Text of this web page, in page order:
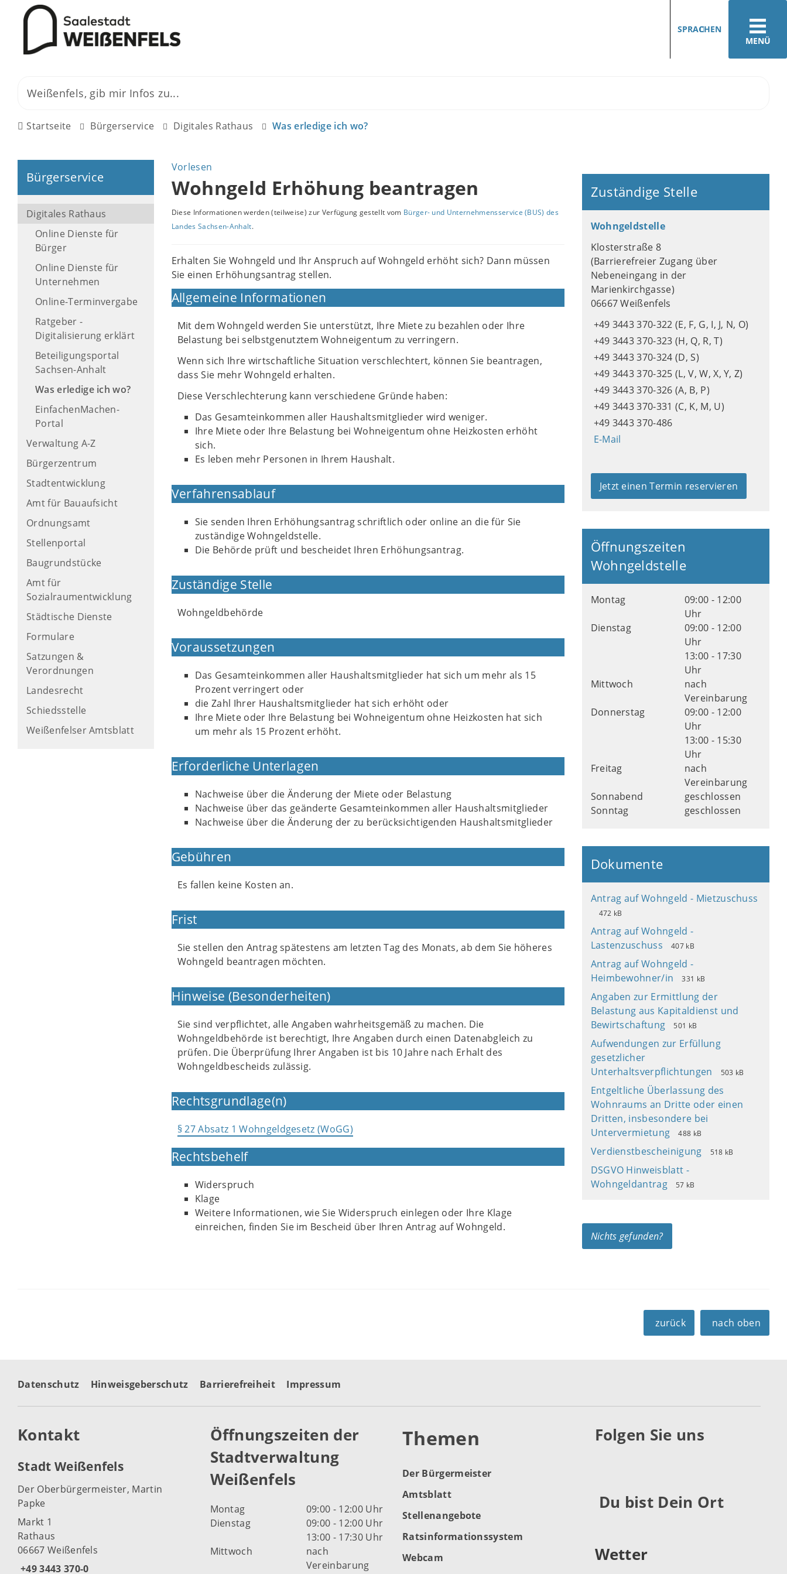
MENÜ
SPRACHEN
Startseite Bürgerservice Digitales Rathaus Was erledige ich wo?
Bürgerservice
Digitales Rathaus
Online Dienste für
Bürger
Online Dienste für
Unternehmen
Online-Terminvergabe
Ratgeber -
Digitalisierung erklärt
Beteiligungsportal
Sachsen-Anhalt
Was erledige ich wo?
EinfachenMachen-
Portal
Verwaltung A-Z
Bürgerzentrum
Stadtentwicklung
Amt für Bauaufsicht
Ordnungsamt
Stellenportal
Baugrundstücke
Amt für
Sozialraumentwicklung
Städtische Dienste
Formulare
Satzungen &
Verordnungen
Landesrecht
Schiedsstelle
Weißenfelser Amtsblatt
Vorlesen
Wohngeld Erhöhung beantragen
Diese Informationen werden (teilweise) zur Verfügung gestellt vom Bürger- und Unternehmensservice (BUS) des
Landes Sachsen-Anhalt.
Erhalten Sie Wohngeld und Ihr Anspruch auf Wohngeld erhöht sich? Dann müssen
Sie einen Erhöhungsantrag stellen.
Allgemeine Informationen
Mit dem Wohngeld werden Sie unterstützt, Ihre Miete zu bezahlen oder Ihre
Belastung bei selbstgenutztem Wohneigentum zu verringern.
Wenn sich Ihre wirtschaftliche Situation verschlechtert, können Sie beantragen,
dass Sie mehr Wohngeld erhalten.
Diese Verschlechterung kann verschiedene Gründe haben:
Das Gesamteinkommen aller Haushaltsmitglieder wird weniger.
Ihre Miete oder Ihre Belastung bei Wohneigentum ohne Heizkosten erhöht
sich.
Es leben mehr Personen in Ihrem Haushalt.
Verfahrensablauf
Sie senden Ihren Erhöhungsantrag schriftlich oder online an die für Sie
zuständige Wohngeldstelle.
Die Behörde prüft und bescheidet Ihren Erhöhungsantrag.
Zuständige Stelle
Wohngeldbehörde
Voraussetzungen
Das Gesamteinkommen aller Haushaltsmitglieder hat sich um mehr als 15
Prozent verringert oder
die Zahl Ihrer Haushaltsmitglieder hat sich erhöht oder
Ihre Miete oder Ihre Belastung bei Wohneigentum ohne Heizkosten hat sich
um mehr als 15 Prozent erhöht.
Erforderliche Unterlagen
Nachweise über die Änderung der Miete oder Belastung
Nachweise über das geänderte Gesamteinkommen aller Haushaltsmitglieder
Nachweise über die Änderung der zu berücksichtigenden Haushaltsmitglieder
Gebühren
Es fallen keine Kosten an.
Frist
Sie stellen den Antrag spätestens am letzten Tag des Monats, ab dem Sie höheres
Wohngeld beantragen möchten.
Hinweise (Besonderheiten)
Sie sind verpflichtet, alle Angaben wahrheitsgemäß zu machen. Die
Wohngeldbehörde ist berechtigt, Ihre Angaben durch einen Datenabgleich zu
prüfen. Die Überprüfung Ihrer Angaben ist bis 10 Jahre nach Erhalt des
Wohngeldbescheids zulässig.
Rechtsgrundlage(n)
§ 27 Absatz 1 Wohngeldgesetz (WoGG)
Rechtsbehelf
Widerspruch
Klage
Weitere Informationen, wie Sie Widerspruch einlegen oder Ihre Klage
einreichen, finden Sie im Bescheid über Ihren Antrag auf Wohngeld.
Zuständige Stelle
Wohngeldstelle
Klosterstraße 8
(Barrierefreier Zugang über
Nebeneingang in der
Marienkirchgasse)
06667 Weißenfels
+49 3443 370-322 (E, F, G, I, J, N, O)
+49 3443 370-323 (H, Q, R, T)
+49 3443 370-324 (D, S)
+49 3443 370-325 (L, V, W, X, Y, Z)
+49 3443 370-326 (A, B, P)
+49 3443 370-331 (C, K, M, U)
+49 3443 370-486
E-Mail
Jetzt einen Termin reservieren
Öffnungszeiten
Wohngeldstelle
Montag
09:00 - 12:00
Uhr
Dienstag
09:00 - 12:00
Uhr
13:00 - 17:30
Uhr
Mittwoch
nach
Vereinbarung
Donnerstag
09:00 - 12:00
Uhr
13:00 - 15:30
Uhr
Freitag
nach
Vereinbarung
Sonnabend
geschlossen
Sonntag
geschlossen
Dokumente
Antrag auf Wohngeld - Mietzuschuss
472 kB
Antrag auf Wohngeld -
Lastenzuschuss
407 kB
Antrag auf Wohngeld -
Heimbewohner/in
331 kB
Angaben zur Ermittlung der
Belastung aus Kapitaldienst und
Bewirtschaftung
501 kB
Aufwendungen zur Erfüllung
gesetzlicher
Unterhaltsverpflichtungen
503 kB
Entgeltliche Überlassung des
Wohnraums an Dritte oder einen
Dritten, insbesondere bei
Untervermietung
488 kB
Verdienstbescheinigung 518 kB
DSGVO Hinweisblatt -
Wohngeldantrag
57 kB
Nichts gefunden?
zurück nach oben
Datenschutz Hinweisgeberschutz Barrierefreiheit Impressum
Kontakt
Stadt Weißenfels
Der Oberbürgermeister, Martin
Papke
Markt 1
Rathaus
06667 Weißenfels
+49 3443 370-0
Öffnungszeiten der
Stadtverwaltung
Weißenfels
Montag
09:00 - 12:00 Uhr
Dienstag
09:00 - 12:00 Uhr
13:00 - 17:30 Uhr
Mittwoch
nach
Vereinbarung
Themen
Der Bürgermeister
Amtsblatt
Stellenangebote
Ratsinformationssystem
Webcam
Folgen Sie uns
Du bist Dein Ort
Wetter